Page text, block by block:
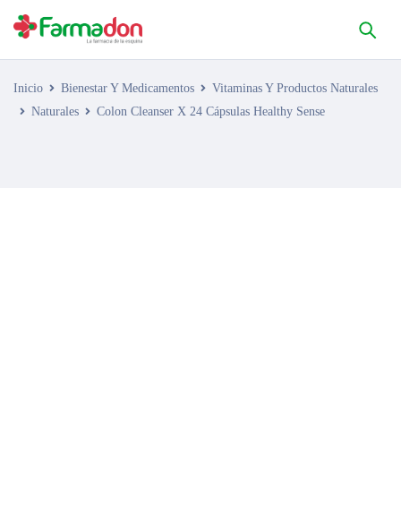
Inicio Bienestar Y Medicamentos
Vitaminas Y Productos Naturales
Naturales
Colon Cleanser X 24 Cápsulas Healthy Sense